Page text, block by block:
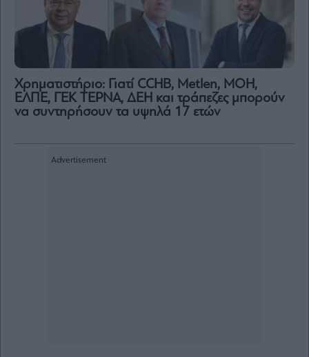
Χρηματιστήριο: Γιατί CCHB, Metlen, MOH,
ΕΛΠΕ, ΓΕΚ ΤΕΡΝΑ, ΔΕΗ και τράπεζες μπορούν
να συντηρήσουν τα υψηλά 17 ετών